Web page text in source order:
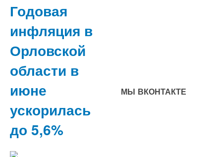
Годовая
инфляция в
Орловской
области в
июне
ускорилась
до 5,6%
МЫ ВКОНТАКТЕ